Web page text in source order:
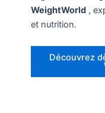
WeightWorld,
et nutrition.
Découvrez